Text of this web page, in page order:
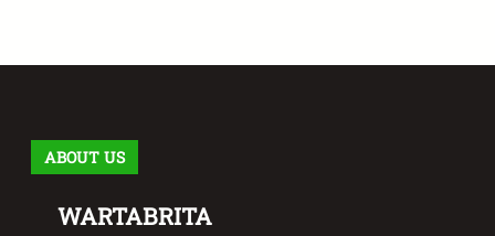
ABOUT US
WARTABRITA